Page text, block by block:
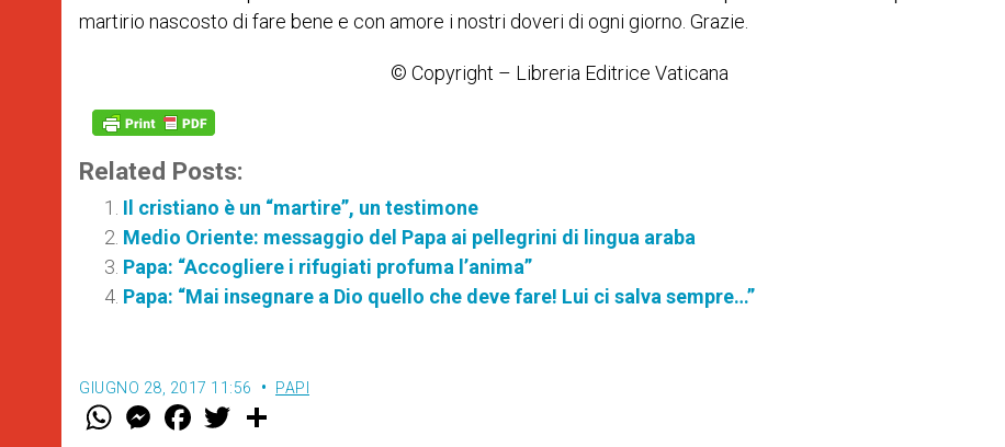
martirio nascosto di fare bene e con amore i nostri doveri di ogni giorno. Grazie.
© Copyright – Libreria Editrice Vaticana
Related Posts:
Il cristiano è un “martire”, un testimone
Medio Oriente: messaggio del Papa ai pellegrini di lingua araba
Papa: “Accogliere i rifugiati profuma l’anima”
Papa: “Mai insegnare a Dio quello che deve fare! Lui ci salva sempre…”
GIUGNO 28, 2017 11:56 PAPI
W M
e
F
a w